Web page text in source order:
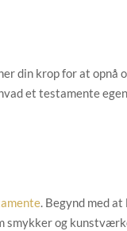
din krop for at opnå
et testamente
. Begynd med
smykker og